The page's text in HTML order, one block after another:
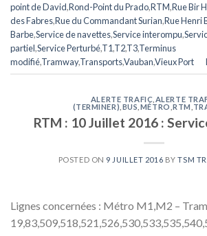
point de David,Rond-Point du Prado,RTM,Rue Bir
des Fabres,Rue du Commandant Surian,Rue Henri
Barbe,Service de navettes,Service interompu,
partiel,Service Perturbé,T1,T2,T3,Terminus
modifié,Tramway,Transports,Vauban,Vieux Port
ALERTE TRAFIC ALERTE
(TERMINER) BUS MÉTRO ,RTM
RTM : 10 Juillet 2016 :
POSTED ON 9 JUILLET 2016 BYTSM
Lignes concernées : Métro M1,M2 –